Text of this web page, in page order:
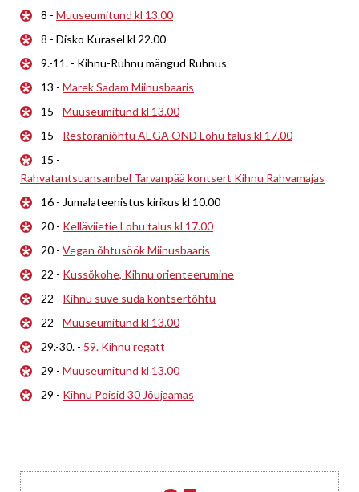
8 - Muuseumitund kl 13.00
8 - Disko Kurasel kl 22.00
9.-11. - Kihnu-Ruhnu mängud Ruhnus
13 - Marek Sadam Miinusbaaris
15 - Muuseumitund kl 13.00
15 - Restoraniõhtu AEGA OND Lohu talus kl 17.00
15 -
Rahvatantsuansambel Tarvanpää kontsert Kihnu Rahvamajas
16 - Jumalateenistus kirikus kl 10.00
20 - Kelläviietie Lohu talus kl 17.00
20 - Vegan õhtusöök Miinusbaaris
22 - Kussõkohe, Kihnu orienteerumine
22 - Kihnu suve süda kontsertõhtu
22 - Muuseumitund kl 13.00
29.-30. - 59. Kihnu regatt
29 - Muuseumitund kl 13.00
29 - Kihnu Poisid 30 Jõujaamas